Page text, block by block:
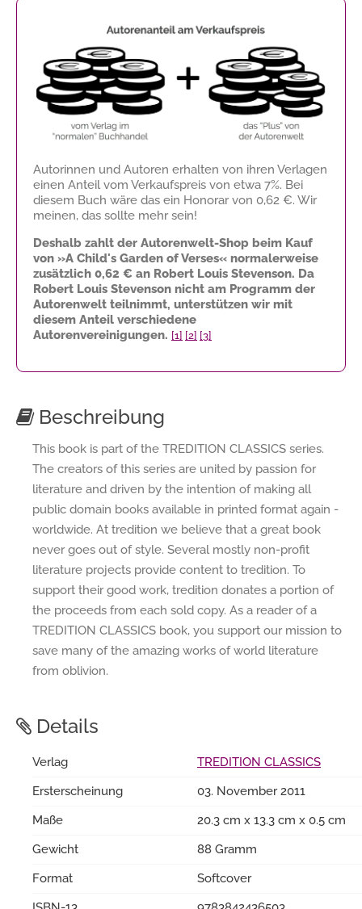
Autorinnen und Autoren erhalten von ihren Verlagen
einen Anteil vom Verkaufspreis von etwa 7%. Bei
diesem Buch wäre das ein Honorar von 0,62 €. Wir
meinen, das sollte mehr sein!
Deshalb zahlt der Autorenwelt-Shop beim Kauf
von »A Child's Garden of Verses« normalerweise
zusätzlich 0,62 € an Robert Louis Stevenson. Da
Robert Louis Stevenson nicht am Programm der
Autorenwelt teilnimmt, unterstützen wir mit
diesem Anteil verschiedene
Autorenvereinigungen. [1] [2] [3]
Beschreibung
This book is part of the TREDITION CLASSICS series.
The creators of this series are united by passion for
literature and driven by the intention of making all
public domain books available in printed format again -
worldwide. At tredition we believe that a great book
never goes out of style. Several mostly non-profit
literature projects provide content to tredition. To
support their good work, tredition donates a portion of
the proceeds from each sold copy. As a reader of a
TREDITION CLASSICS book, you support our mission to
save many of the amazing works of world literature
from oblivion.
Details
Verlag
TREDITION CLASSICS
Ersterscheinung
03. November 2011
Maße
20.3 cm x 13.3 cm x 0.5 cm
Gewicht
88 Gramm
Format
Softcover